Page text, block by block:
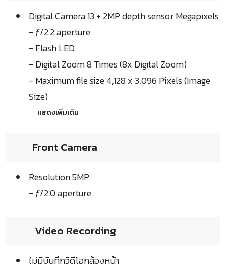
Digital Camera 13 + 2MP depth sensor Megapixels
- ƒ/2.2 aperture
- Flash LED
- Digital Zoom 8 Times (8x Digital Zoom)
- Maximum file size 4,128 x 3,096 Pixels (Image
Size)
แสดงเพิ่มเติม
Front Camera
Resolution 5MP
- ƒ/2.0 aperture
Video Recording
ไม่มีบันทึกวิดีโอกล้องหน้า